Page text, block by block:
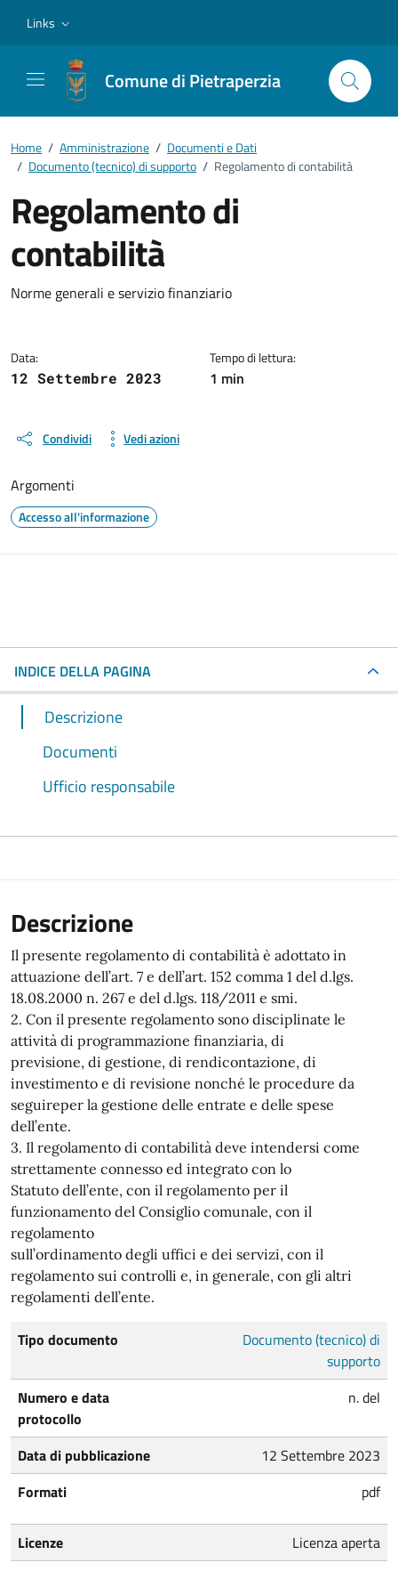
Links
Comune di Pietraperzia
Home / Amministrazione / Documenti e Dati
/ Documento (tecnico) di supporto / Regolamento di contabilità
Regolamento di
contabilità
Dettagli del documento
Norme generali e servizio finanziario
Data:
12 Settembre 2023
Tempo di lettura:
1 min
Condividi Vedi azioni
Argomenti
Accesso all'informazione
INDICE DELLA PAGINA
Descrizione
Documenti
Ufficio responsabile
Descrizione
Il presente regolamento di contabilità è adottato in
attuazione dell’art. 7 e dell’art. 152 comma 1 del d.lgs.
18.08.2000 n. 267 e del d.lgs. 118/2011 e smi.
2. Con il presente regolamento sono disciplinate le
attività di programmazione finanziaria, di
previsione, di gestione, di rendicontazione, di
investimento e di revisione nonché le procedure da
seguireper la gestione delle entrate e delle spese
dell’ente.
3. Il regolamento di contabilità deve intendersi come
strettamente connesso ed integrato con lo
Statuto dell’ente, con il regolamento per il
funzionamento del Consiglio comunale, con il
regolamento
sull’ordinamento degli uffici e dei servizi, con il
regolamento sui controlli e, in generale, con gli altri
regolamenti dell’ente.
Tipo documento
Documento (tecnico) di
supporto
Numero e data
protocollo
n. del
Data di pubblicazione
12 Settembre 2023
Formati
pdf
Licenze Licenza aperta